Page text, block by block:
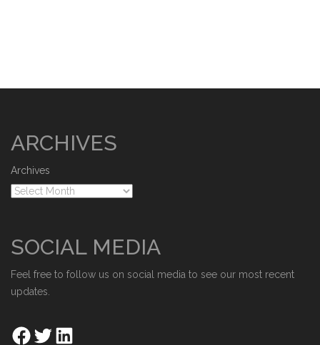
ARCHIVES
Archives
SOCIAL MEDIA
Feel free to follow us on social media to see our most recent
updates.